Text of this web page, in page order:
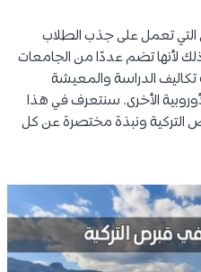
التي تعمل على جذب الطلاب
لأنها تضم عددًا من الجامعات
تكاليف الدراسة والمعيشة
الأخرى. سنتعرف في هذا
التركية ونبذة مختصرة عن كل